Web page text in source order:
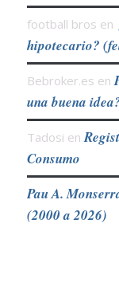
football bros en
hipotecario?
Bebroker.es en
una buena
Tadosi en
Consumo
Pau A.
(2000 a 2026)